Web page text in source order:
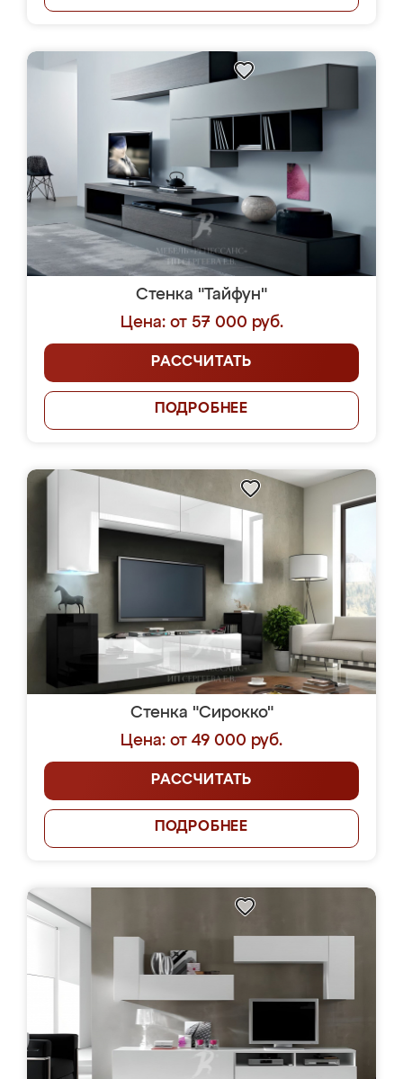
Стенка "Тайфун"
Цена: от 57 000 руб.
РАССЧИТАТЬ
ПОДРОБНЕЕ
Стенка "Сирокко"
Цена: от 49 000 руб.
РАССЧИТАТЬ
ПОДРОБНЕЕ